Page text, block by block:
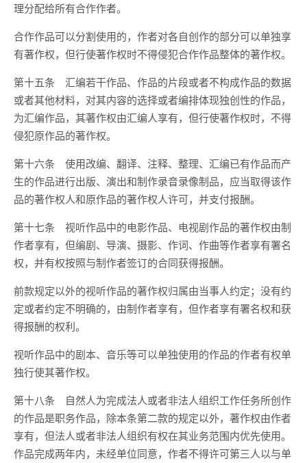
理分配给所有合作作者。
合作作品可以分割使用的，作者对各自创作的部分可以单独享
有著作权，但行使著作权时不得侵犯合作作品整体的著作权。
第十五条 汇编若干作品、作品的片段或者不构成作品的数据
或者其他材料，对其内容的选择或者编排体现独创性的作品，
为汇编作品，其著作权由汇编人享有，但行使著作权时，不得
侵犯原作品的著作权。
第十六条 使用改编、翻译、注释、整理、汇编已有作品而产
生的作品进行出版、演出和制作录音录像制品，应当取得该作
品的著作权人和原作品的著作权人许可，并支付报酬。
第十七条 视听作品中的电影作品、电视剧作品的著作权由制
作者享有，但编剧、导演、摄影、作词、作曲等作者享有署名
权，并有权按照与制作者签订的合同获得报酬。
前款规定以外的视听作品的著作权归属由当事人约定；没有约
定或者约定不明确的，由制作者享有，但作者享有署名权和获
得报酬的权利。
视听作品中的剧本、音乐等可以单独使用的作品的作者有权单
独行使其著作权。
第十八条 自然人为完成法人或者非法人组织工作任务所创作
的作品是职务作品，除本条第二款的规定以外，著作权由作者
享有，但法人或者非法人组织有权在其业务范围内优先使用。
作品完成两年内，未经单位同意，作者不得许可第三人以与单